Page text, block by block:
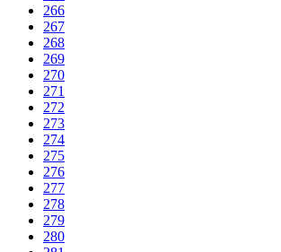
266
267
268
269
270
271
272
273
274
275
276
277
278
279
280